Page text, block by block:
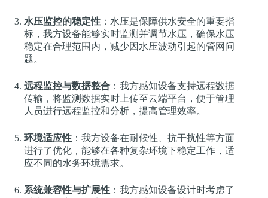
水压监控的稳定性 ：水压是保障供水安全的重要指
标，我方设备能够实时监测并调节水压，确保水压
稳定在合理范围内，减少因水压波动引起的管网问
题。
远程监控与数据整合 ：我方感知设备支持远程数据
传输，将监测数据实时上传至云端平台，便于管理
人员进行远程监控和分析，提高管理效率。
环境适应性 ：我方设备在耐候性、抗干扰性等方面
进行了优化，能够在各种复杂环境下稳定工作，适
应不同的水务环境需求。
系统兼容性与扩展性 ：我方感知设备设计时考虑了